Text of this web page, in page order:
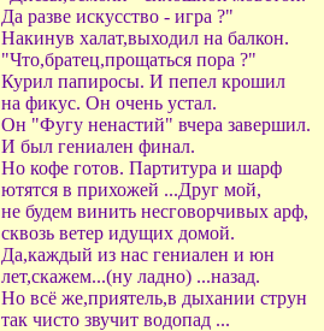
Да разве искусство - игра ?"
Накинув халат,выходил на балкон.
"Что,братец,прощаться пора ?"
Курил папиросы. И пепел крошил
на фикус. Он очень устал.
Он "Фугу ненастий" вчера завершил.
И был гениален финал.
Но кофе готов. Партитура и шарф
ютятся в прихожей ...Друг мой,
не будем винить несговорчивых арф,
сквозь ветер идущих домой.
Да,каждый из нас гениален и юн
лет,скажем...(ну ладно) ...назад.
Но всё же,приятель,в дыхании струн
так чисто звучит водопад ...